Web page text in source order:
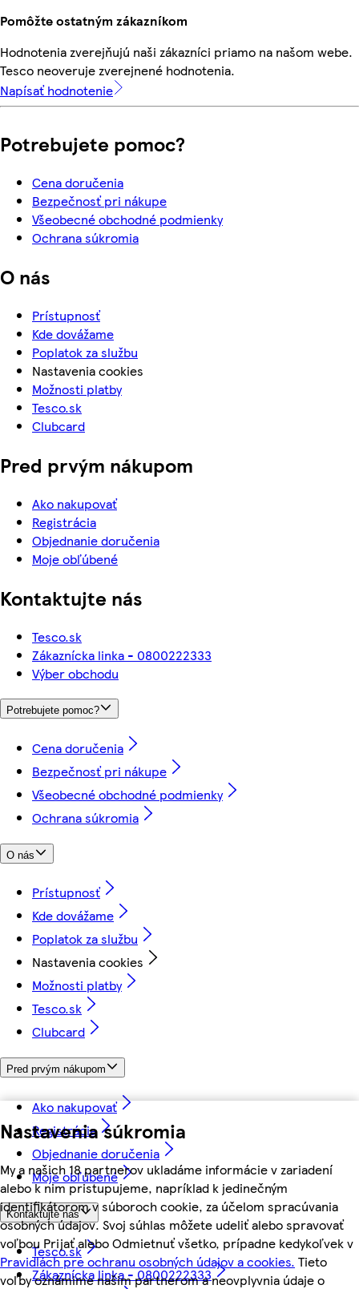
Nastavenia súkromia
My a našich 18 partnerov ukladáme informácie v zariadení
alebo k nim pristupujeme, napríklad k jedinečným
identifikátorom v súboroch cookie, za účelom spracúvania
osobných údajov. Svoj súhlas môžete udeliť alebo spravovať
voľbou Prijať alebo Odmietnuť všetko, prípadne kedykoľvek v
Pravidlách pre ochranu osobných údajov a cookies. Tieto
voľby oznámime našim partnerom a neovplyvnia údaje o
Pomôžte ostatným zákazníkom
Hodnotenia zverejňujú naši zákazníci priamo na našom webe.
Tesco neoveruje zverejnené hodnotenia.
Napísať hodnotenie
Potrebujete pomoc?
Cena doručenia
Bezpečnosť pri nákupe
Všeobecné obchodné podmienky
Ochrana súkromia
O nás
Prístupnosť
Kde dovážame
Poplatok za službu
Nastavenia cookies
Možnosti platby
Tesco.sk
Clubcard
Pred prvým nákupom
Ako nakupovať
Registrácia
Objednanie doručenia
Moje obľúbené
Kontaktujte nás
Tesco.sk
Zákaznícka linka - 0800222333
Výber obchodu
Potrebujete pomoc?
Cena doručenia
Bezpečnosť pri nákupe
Všeobecné obchodné podmienky
Ochrana súkromia
O nás
Prístupnosť
Kde dovážame
Poplatok za službu
Nastavenia cookies
Možnosti platby
Tesco.sk
Clubcard
Pred prvým nákupom
Ako nakupovať
Registrácia
Objednanie doručenia
Moje obľúbené
Kontaktujte nás
Tesco.sk
Zákaznícka linka - 0800222333